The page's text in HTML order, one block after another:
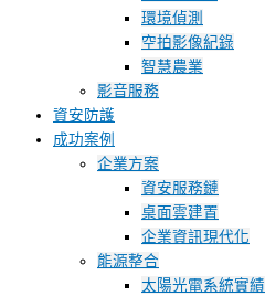
環境偵測
空拍影像紀錄
智慧農業
影音服務
資安防護
成功案例
企業方案
資安服務鏈
桌面雲建置
企業資訊現代化
能源整合
太陽光電系統實績